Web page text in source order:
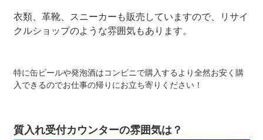
衣類、革靴、スニーカーも販売していますので、リサイ
クルショップのような雰囲気もあります。
特に缶ビールや発泡酒はコンビニで購入するより全然お安く購
入できるのでお仕事の帰りにお立ち寄りください！
質入れ受付カウンターの雰囲気は？